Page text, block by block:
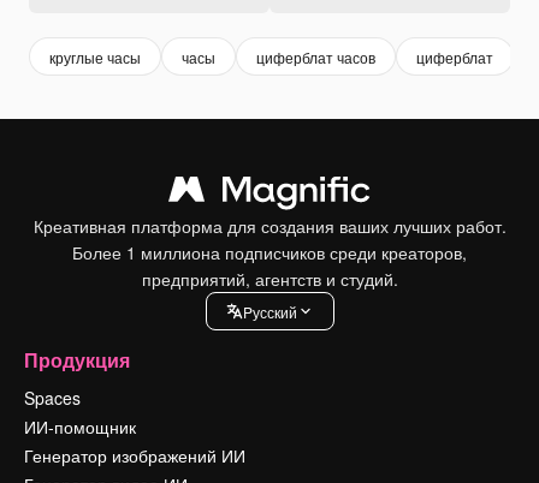
круглые часы часы циферблат часов циферблат
Креативная платформа для создания ваших лучших работ.
Более 1 миллиона подписчиков среди креаторов,
предприятий, агентств и студий.
Pусский
Продукция
Spaces
ИИ-помощник
Генератор изображений ИИ